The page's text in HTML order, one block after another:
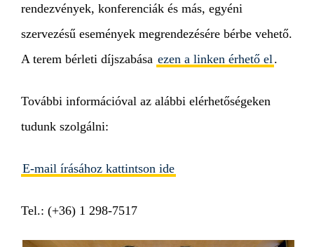
rendezvények, konferenciák és más, egyéni
szervezésű események megrendezésére bérbe vehető.
A terem bérleti díjszabása ezen a linken érhető el .
További információval az alábbi elérhetőségeken
tudunk szolgálni:
E-mail írásához kattintson ide
Tel.: (+36) 1 298-7517